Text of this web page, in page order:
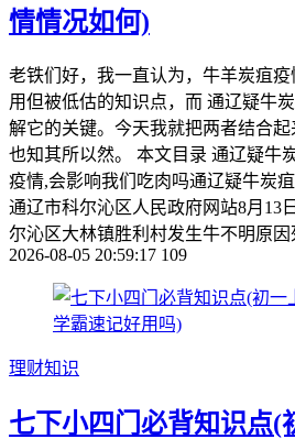
情情况如何)
老铁们好，我一直认为，牛羊炭疽
用但被低估的知识点，而 通辽疑牛
解它的关键。今天我就把两者结合起
也知其所以然。 本文目录 通辽疑牛
疫情,会影响我们吃肉吗通辽疑牛炭
通辽市科尔沁区人民政府网站8月13
尔沁区大林镇胜利村发生牛不明原
2026-08-05 20:59:17 109
理财知识
七下小四门必背知识点(